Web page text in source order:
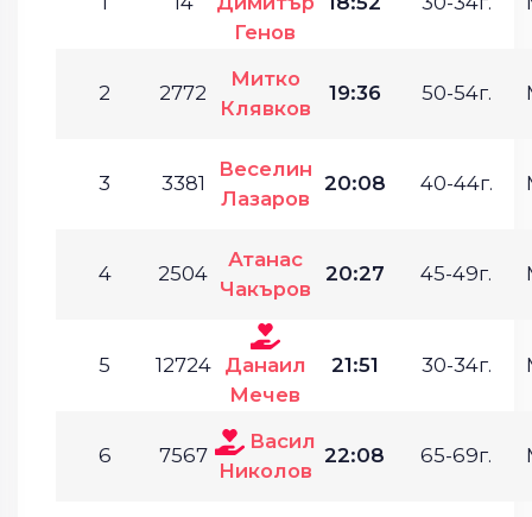
Генов
2 2772
Митко
Клявков
19:36 50-54г.
3 3381
Веселин
Лазаров
20:08 40-44г.
4 2504
Атанас
Чакъров
20:27 45-49г.
5 12724
Данаил
Мечев
21:51 30-34г.
6 7567
Васил
Николов
22:08 65-69г.